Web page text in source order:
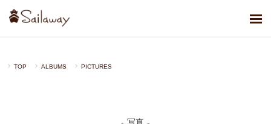
TOP ALBUMS PICTURES